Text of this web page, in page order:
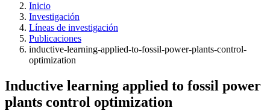
Inicio
Investigación
Líneas de investigación
Publicaciones
inductive-learning-applied-to-fossil-power-plants-control-
optimization
Inductive learning applied to fossil power
plants control optimization